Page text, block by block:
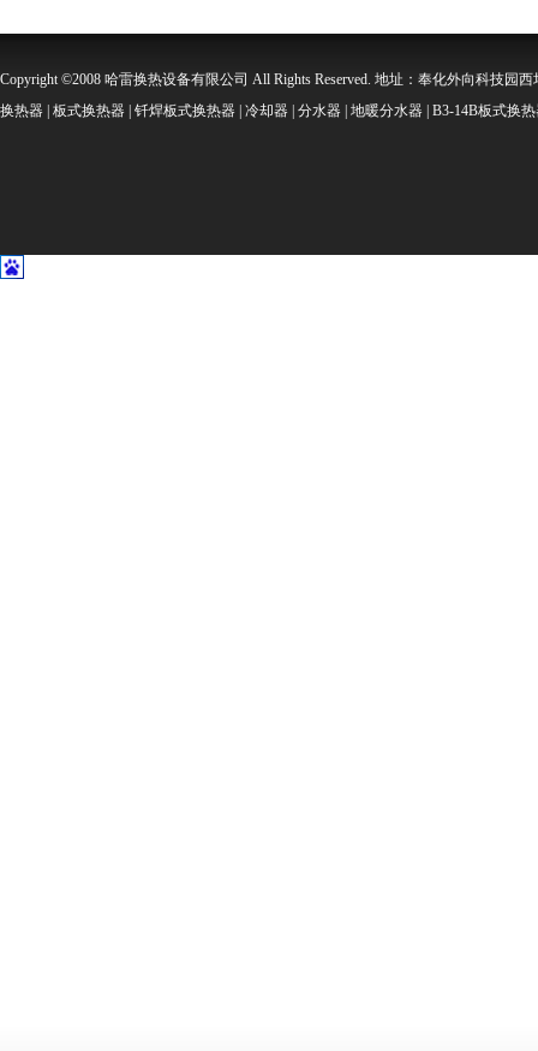
Copyright ©2008 哈雷换热设备有限公司 All Rights Reserved. 地址：奉化外向科技园
换热器 | 板式换热器 | 钎焊板式换热器 | 冷却器 | 分水器 | 地暖分水器 | B3-14B板式换